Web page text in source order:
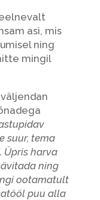
eelnevalt
asi, mis
ning
mingil
suur, tema
Üpris harva
ning
ootamatult
puu alla